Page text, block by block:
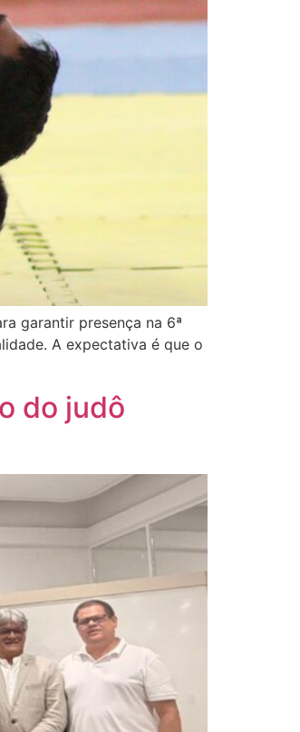
garantir presença na 6ª
A expectativa é que o
do judô